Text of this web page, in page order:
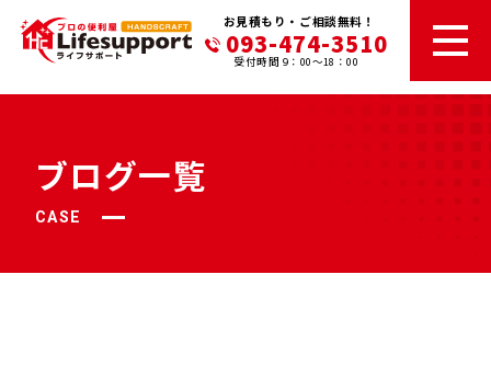
お見積もり・ご相談無料！
093-474-3510
受付時間 9：00～18：00
ブログ一覧
CASE